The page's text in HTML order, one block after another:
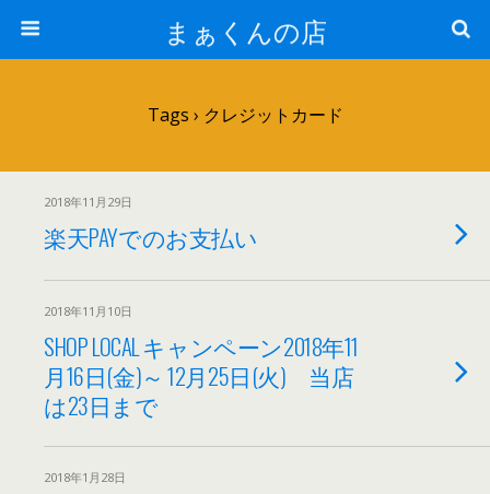
まぁくんの店
Tags › クレジットカード
2018年11月29日
楽天PAYでのお支払い
2018年11月10日
SHOP LOCAL キャンペーン2018年11
月16日(金)～ 12月25日(火) 当店
は23日まで
2018年1月28日